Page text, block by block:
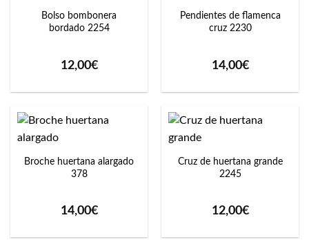
Bolso bombonera
bordado 2254
12,00€
Pendientes de flamenca
cruz 2230
14,00€
Broche huertana alargado
378
14,00€
Cruz de huertana grande
2245
12,00€